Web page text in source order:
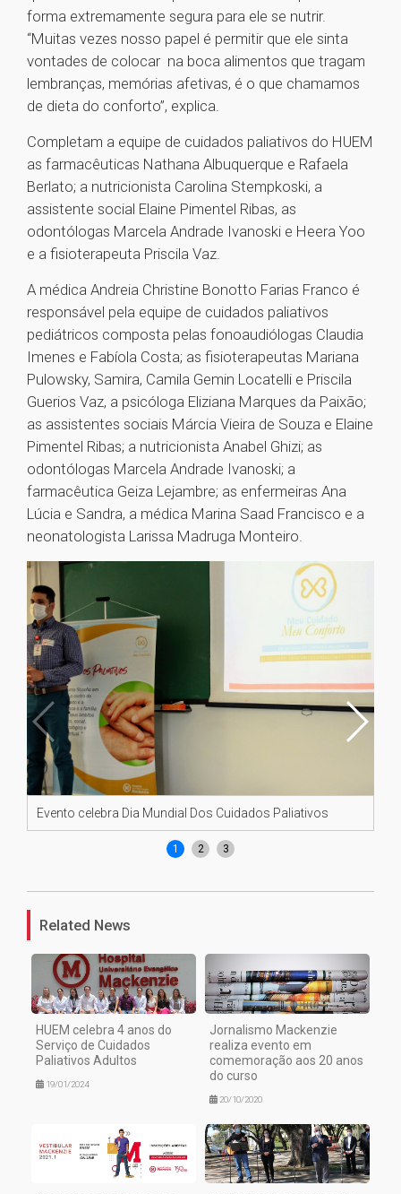
forma extremamente segura para ele se nutrir.
“Muitas vezes nosso papel é permitir que ele sinta
vontades de colocar na boca alimentos que tragam
lembranças, memórias afetivas, é o que chamamos
de dieta do conforto”, explica.
Completam a equipe de cuidados paliativos do HUEM
as farmacêuticas Nathana Albuquerque e Rafaela
Berlato; a nutricionista Carolina Stempkoski, a
assistente social Elaine Pimentel Ribas, as
odontólogas Marcela Andrade Ivanoski e Heera Yoo
e a fisioterapeuta Priscila Vaz.
A médica Andreia Christine Bonotto Farias Franco é
responsável pela equipe de cuidados paliativos
pediátricos composta pelas fonoaudiólogas Claudia
Imenes e Fabíola Costa; as fisioterapeutas Mariana
Pulowsky, Samira, Camila Gemin Locatelli e Priscila
Guerios Vaz, a psicóloga Eliziana Marques da Paixão;
as assistentes sociais Márcia Vieira de Souza e Elaine
Pimentel Ribas; a nutricionista Anabel Ghizi; as
odontólogas Marcela Andrade Ivanoski; a
farmacêutica Geiza Lejambre; as enfermeiras Ana
Lúcia e Sandra, a médica Marina Saad Francisco e a
neonatologista Larissa Madruga Monteiro.
Evento celebra Dia Mundial Dos Cuidados Paliativos
1 2 3
Related News
HUEM celebra 4 anos do
Serviço de Cuidados
Paliativos Adultos
19/01/2024
Jornalismo Mackenzie
realiza evento em
comemoração aos 20 anos
do curso
20/10/2020